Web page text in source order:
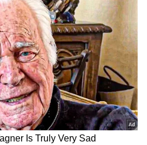
4,200 കോടിയുടെ റോഡ്
ഉദ്ഘാടനത്തിന് പിന്നാലെ
തകർന്നു. മഴയത്ത്
അടുത്ത ടാറിംഗ്,
ഉണക്കാൻ ഫാനുകളുടെ